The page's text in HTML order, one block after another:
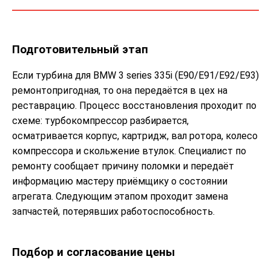
Подготовительный этап
Если турбина для BMW 3 series 335i (E90/E91/E92/E93)
ремонтопригодная, то она передаётся в цех на
реставрацию. Процесс восстановления проходит по
схеме: турбокомпрессор разбирается,
осматривается корпус, картридж, вал ротора, колесо
компрессора и скольжение втулок. Специалист по
ремонту сообщает причину поломки и передаёт
информацию мастеру приёмщику о состоянии
агрегата. Следующим этапом проходит замена
запчастей, потерявших работоспособность.
Подбор и согласование цены